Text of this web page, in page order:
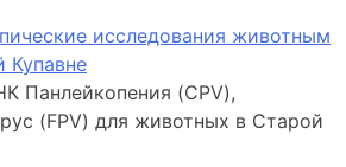
исследования животным
Купавне
Панлейкопения (CPV),
(FPV) для животных в Старой